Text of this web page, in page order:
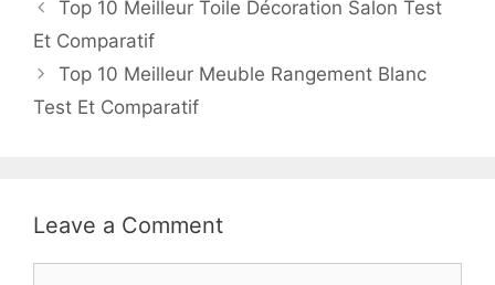
Top 10 Meilleur Toile Décoration Salon Test
Et Comparatif
Top 10 Meilleur Meuble Rangement Blanc
Test Et Comparatif
Leave a Comment